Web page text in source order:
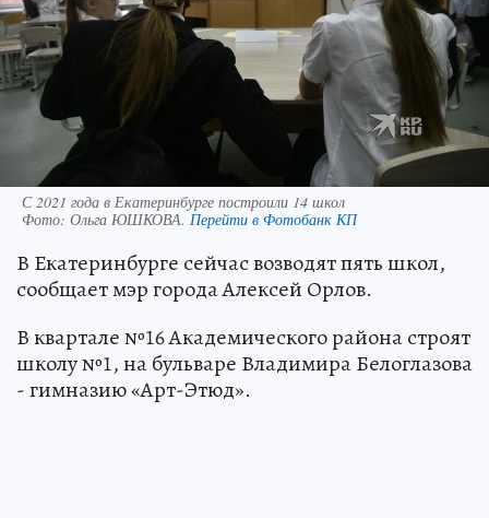
С 2021 года в Екатеринбурге построили 14 школ
Фото: Ольга ЮШКОВА. Перейти в Фотобанк КП
В Екатеринбурге сейчас возводят пять школ,
сообщает мэр города Алексей Орлов.
В квартале №16 Академического района строят
школу №1, на бульваре Владимира Белоглазова
- гимназию «Арт-Этюд».